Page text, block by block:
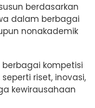
berdasarkan
dalam berbagai
nonakademik
kompetisi
riset, inovasi,
kewirausahaan